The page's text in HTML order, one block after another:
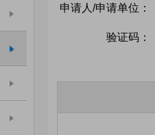
申请人/申请单位：
验证码：